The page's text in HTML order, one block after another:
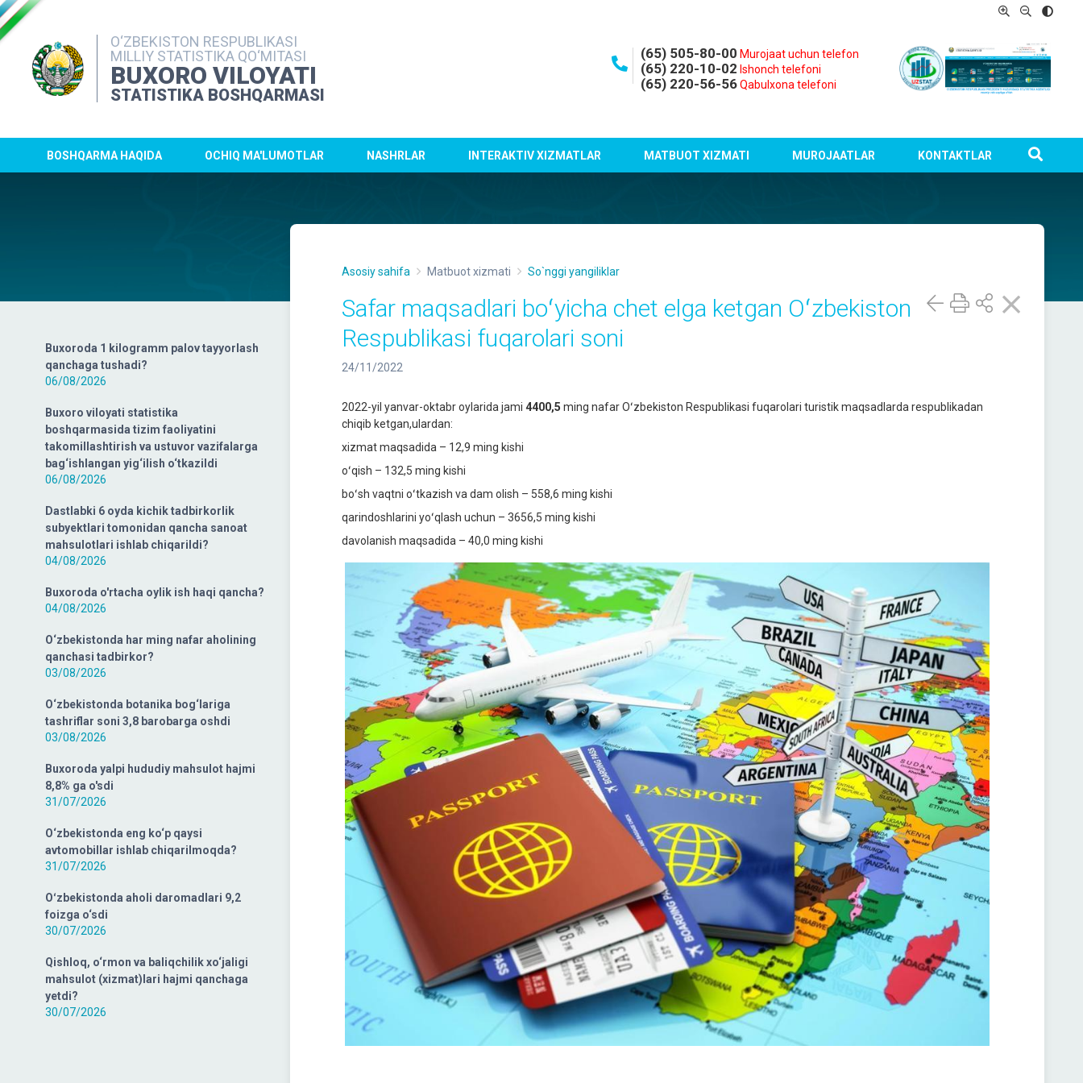
O‘ZBEKISTON RESPUBLIKASI
MILLIY STATISTIKA QO‘MITASI
BUXORO VILOYATI
STATISTIKA BOSHQARMASI
(65) 505-80-00 Murojaat uchun telefon
(65) 220-10-02 Ishonch telefoni
(65) 220-56-56 Qabulxona telefoni
BOSHQARMA HAQIDA OCHIQ MA'LUMOTLAR NASHRLAR INTERAKTIV XIZMATLAR MATBUOT XIZMATI MUROJAATLAR KONTAKTLAR
Buxoroda 1 kilogramm palov tayyorlash
qanchaga tushadi?
06/08/2026
Buxoro viloyati statistika
boshqarmasida tizim faoliyatini
takomillashtirish va ustuvor vazifalarga
bag‘ishlangan yig‘ilish o‘tkazildi
06/08/2026
Dastlabki 6 oyda kichik tadbirkorlik
subyektlari tomonidan qancha sanoat
mahsulotlari ishlab chiqarildi?
04/08/2026
Buxoroda o'rtacha oylik ish haqi qancha?
04/08/2026
O‘zbekistonda har ming nafar aholining
qanchasi tadbirkor?
03/08/2026
O‘zbekistonda botanika bog‘lariga
tashriflar soni 3,8 barobarga oshdi
03/08/2026
Buxoroda yalpi hududiy mahsulot hajmi
8,8% ga o'sdi
31/07/2026
O‘zbekistonda eng ko‘p qaysi
avtomobillar ishlab chiqarilmoqda?
31/07/2026
Oʻzbekistonda aholi daromadlari 9,2
foizga o‘sdi
30/07/2026
Qishloq, o‘rmon va baliqchilik xo‘jaligi
mahsulot (xizmat)lari hajmi qanchaga
yetdi?
30/07/2026
Asosiy sahifa Matbuot xizmati So`nggi yangiliklar
Safar maqsadlari boʻyicha chet elga ketgan Oʻzbekiston
Respublikasi fuqarolari soni
24/11/2022
2022-yil yanvar-oktabr oylarida jami 4400,5 ming nafar Oʻzbekiston Respublikasi fuqarolari turistik maqsadlarda respublikadan
chiqib ketgan,ulardan:
xizmat maqsadida – 12,9 ming kishi
oʻqish – 132,5 ming kishi
boʻsh vaqtni oʻtkazish va dam olish – 558,6 ming kishi
qarindoshlarini yoʻqlash uchun – 3656,5 ming kishi
davolanish maqsadida – 40,0 ming kishi